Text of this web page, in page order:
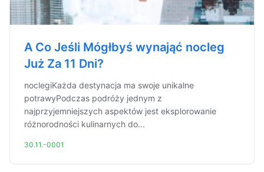
A Co Jeśli Mógłbyś wynająć nocleg
Już Za 11 Dni?
noclegiKażda destynacja ma swoje unikalne
potrawyPodczas podróży jednym z
najprzyjemniejszych aspektów jest eksplorowanie
różnorodności kulinarnych do...
30.11.-0001